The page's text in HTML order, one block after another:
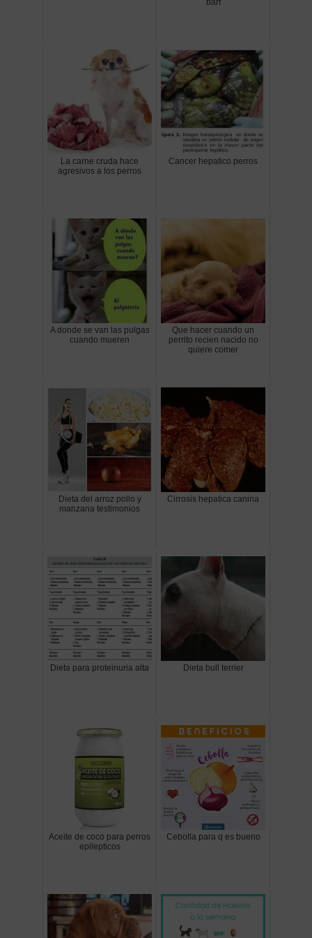
barf
La carne cruda hace
agresivos a los perros
Cancer hepatico perros
A donde se van las pulgas
cuando mueren
Que hacer cuando un
perrito recien nacido no
quiere comer
Dieta del arroz pollo y
manzana testimonios
Cirrosis hepatica canina
Dieta para proteinuria alta Dieta bull terrier
Aceite de coco para perros
epilepticos
Cebolla para q es bueno